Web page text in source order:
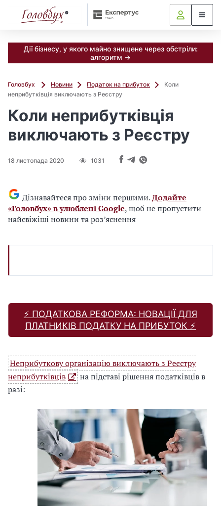
Дії бізнесу, у якого майно знищене через обстріли:
алгоритм →
Головбух Новини Податок на прибуток
Коли
неприбутківція виключають з Реєстру
Коли неприбутківція
виключають з Реєстру
18 листопада 2020 1031
Дізнавайтеся про зміни першими.Додайте
«Головбух» в улюблені Google, щоб не пропустити
найсвіжіші новини та роз’яснення
⚡️ ПОДАТКОВА РЕФОРМА: НОВАЦІЇ ДЛЯ
ПЛАТНИКІВ ПОДАТКУ НА ПРИБУТОК ⚡️
Неприбуткову організацію виключають з Реєстру
неприбутківців
на підставі рішення податківців в
разі: